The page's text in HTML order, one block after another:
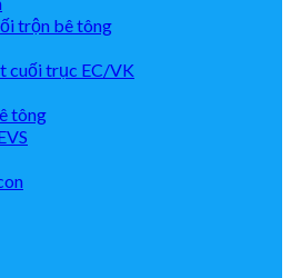
trộn bê tông
cuối trục EC/VK
tông